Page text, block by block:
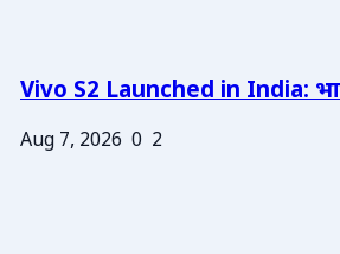
Vivo S2 Launched in India:
Aug 7, 2026 0 2